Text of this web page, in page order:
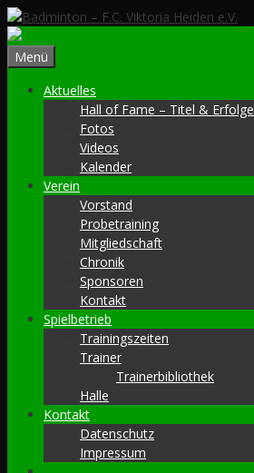
Zum
Inhalt
springen
Menü
Aktuelles
Hall of Fame – Titel & Erfolge
Fotos
Videos
Kalender
Verein
Vorstand
Probetraining
Mitgliedschaft
Chronik
Sponsoren
Kontakt
Spielbetrieb
Trainingszeiten
Trainer
Trainerbibliothek
Halle
Kontakt
Datenschutz
Impressum